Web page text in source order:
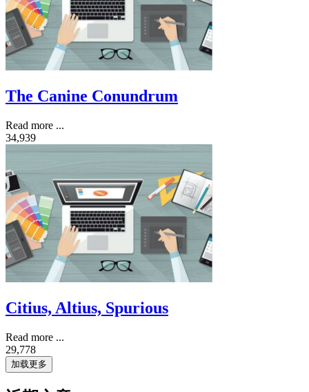
The Canine Conundrum
Read more ...
34,939
Citius, Altius, Spurious
Read more ...
29,778
加载更多